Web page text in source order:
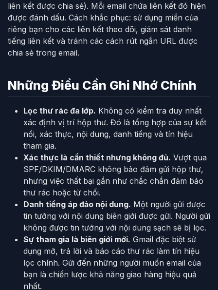
liên kết được chia sẻ). Mỗi email chứa liên kết đó hiện
được đánh dấu. Cách khắc phục: sử dụng miền của
riêng bạn cho các liên kết theo dõi, giám sát danh
tiếng liên kết và tránh các cách rút ngắn URL được
chia sẻ trong email.
Những Điều Cần Ghi Nhớ Chính
Lọc thư rác đa lớp. Không có kiểm tra duy nhất
xác định vị trí hộp thư. Đó là tổng hợp của sự kết
nối, xác thực, nội dung, danh tiếng và tín hiệu
tham gia.
Xác thực là cần thiết nhưng không đủ. Vượt qua
SPF/DKIM/DMARC không bảo đảm gửi hộp thư,
nhưng việc thất bại gần như chắc chắn đảm bảo
thư rác hoặc từ chối.
Danh tiếng áp đảo nội dung. Một người gửi được
tin tưởng với nội dung biên giới được gửi. Người gửi
không được tin tưởng với nội dung sạch sẽ bị lọc.
Sự tham gia là biên giới mới. Gmail đặc biệt sử
dụng mở, trả lời và báo cáo thư rác làm tín hiệu
lọc chính. Gửi đến những người muốn email của
bạn là chiến lược khả năng giao hàng hiệu quả
nhất.